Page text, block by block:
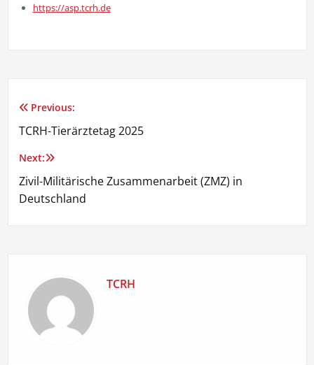
https://asp.tcrh.de
Beitragsnavigation
Previous:
TCRH-Tierärztetag 2025
Next:
Zivil-Militärische Zusammenarbeit (ZMZ) in
Deutschland
TCRH